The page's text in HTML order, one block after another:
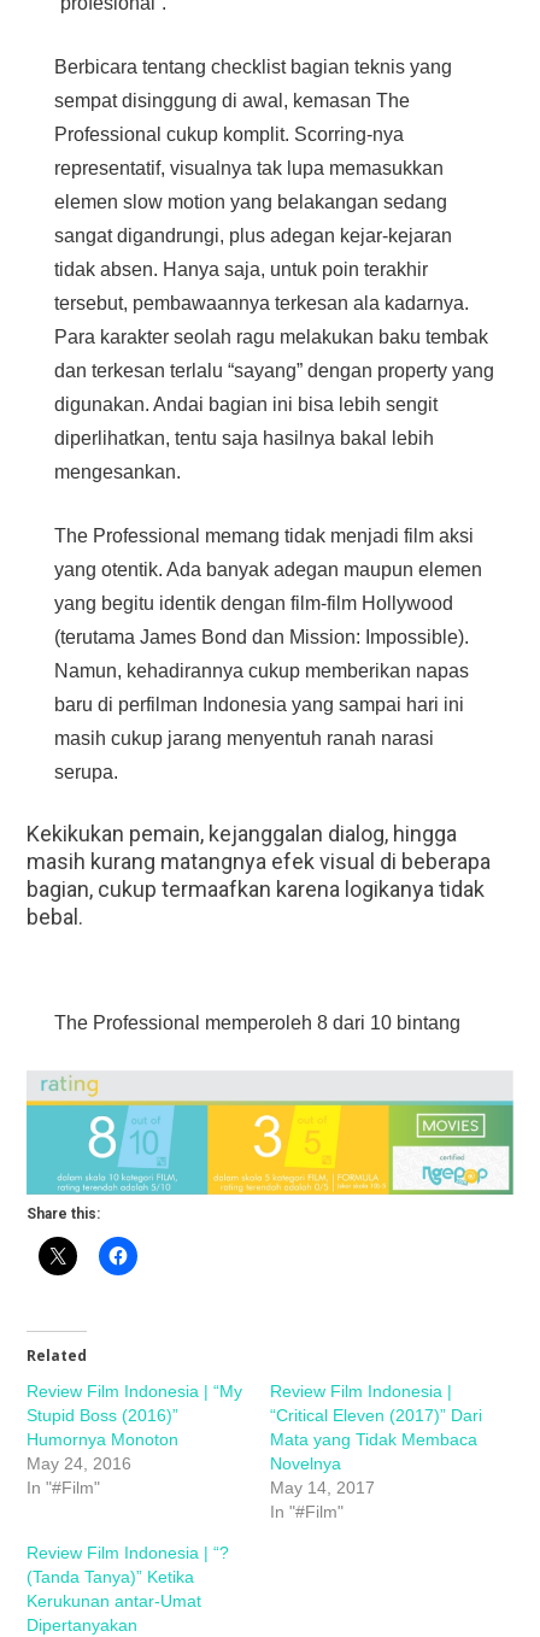
Berbicara tentang checklist bagian teknis yang
sempat disinggung di awal, kemasan The
Professional cukup komplit. Scorring-nya
representatif, visualnya tak lupa memasukkan
elemen slow motion yang belakangan sedang
sangat digandrungi, plus adegan kejar-kejaran
tidak absen. Hanya saja, untuk poin terakhir
tersebut, pembawaannya terkesan ala kadarnya.
Para karakter seolah ragu melakukan baku tembak
dan terkesan terlalu “sayang” dengan property yang
digunakan. Andai bagian ini bisa lebih sengit
diperlihatkan, tentu saja hasilnya bakal lebih
mengesankan.
The Professional memang tidak menjadi film aksi
yang otentik. Ada banyak adegan maupun elemen
yang begitu identik dengan film-film Hollywood
(terutama James Bond dan Mission: Impossible).
Namun, kehadirannya cukup memberikan napas
baru di perfilman Indonesia yang sampai hari ini
masih cukup jarang menyentuh ranah narasi
serupa.
Kekikukan pemain, kejanggalan dialog, hingga
masih kurang matangnya efek visual di beberapa
bagian, cukup termaafkan karena logikanya tidak
bebal.
The Professional memperoleh 8 dari 10 bintang
Share this:
Related
Review Film Indonesia | “My
Stupid Boss (2016)”
Humornya Monoton
May 24, 2016
In "#Film"
Review Film Indonesia |
“Critical Eleven (2017)” Dari
Mata yang Tidak Membaca
Novelnya
May 14, 2017
In "#Film"
Review Film Indonesia | “?
(Tanda Tanya)” Ketika
Kerukunan antar-Umat
Dipertanyakan